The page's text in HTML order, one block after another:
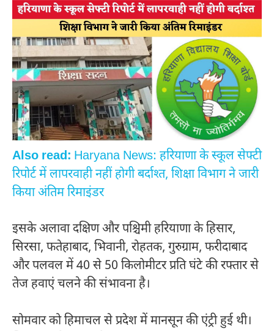
Also read: Haryana News: हरियाणा के स्कूल सेफ्टी
रिपोर्ट में लापरवाही नहीं होगी बर्दाश्त, शिक्षा विभाग ने जारी
किया अंतिम रिमाइंडर
इसके अलावा दक्षिण और पश्चिमी हरियाणा के हिसार,
सिरसा, फतेहाबाद, भिवानी, रोहतक, गुरुग्राम, फरीदाबाद
और पलवल में 40 से 50 किलोमीटर प्रति घंटे की रफ्तार से
तेज हवाएं चलने की संभावना है।
सोमवार को हिमाचल से प्रदेश में मानसून की एंट्री हुई थी।